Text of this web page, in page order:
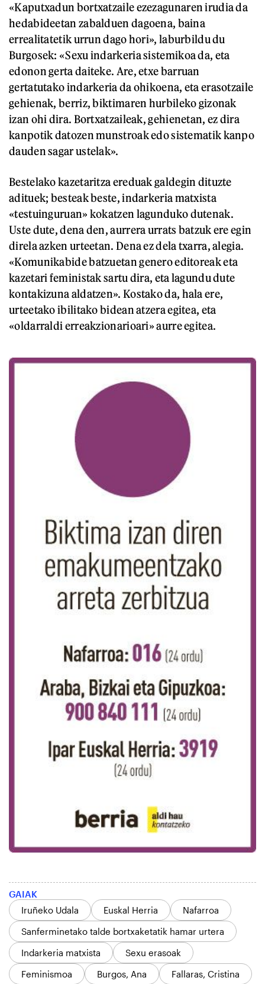
«Kaputxadun bortxatzaile ezezagunaren irudia da
hedabideetan zabalduen dagoena, baina
errealitatetik urrun dago hori», laburbildu du
Burgosek: «Sexu indarkeria sistemikoa da, eta
edonon gerta daiteke. Are, etxe barruan
gertatutako indarkeria da ohikoena, eta erasotzaile
gehienak, berriz, biktimaren hurbileko gizonak
izan ohi dira. Bortxatzaileak, gehienetan, ez dira
kanpotik datozen munstroak edo sistematik kanpo
dauden sagar ustelak».
Bestelako kazetaritza ereduak galdegin dituzte
adituek; besteak beste, indarkeria matxista
«testuinguruan» kokatzen lagunduko dutenak.
Uste dute, dena den, aurrera urrats batzuk ere egin
direla azken urteetan. Dena ez dela txarra, alegia.
«Komunikabide batzuetan genero editoreak eta
kazetari feministak sartu dira, eta lagundu dute
kontakizuna aldatzen». Kostako da, hala ere,
urteetako ibilitako bidean atzera egitea, eta
«oldarraldi erreakzionarioari» aurre egitea.
GAIAK
Iruñeko Udala
Euskal Herria
Nafarroa
Sanferminetako talde bortxaketatik hamar urtera
Indarkeria matxista
Sexu erasoak
Feminismoa
Burgos, Ana Fallaras, Cristina